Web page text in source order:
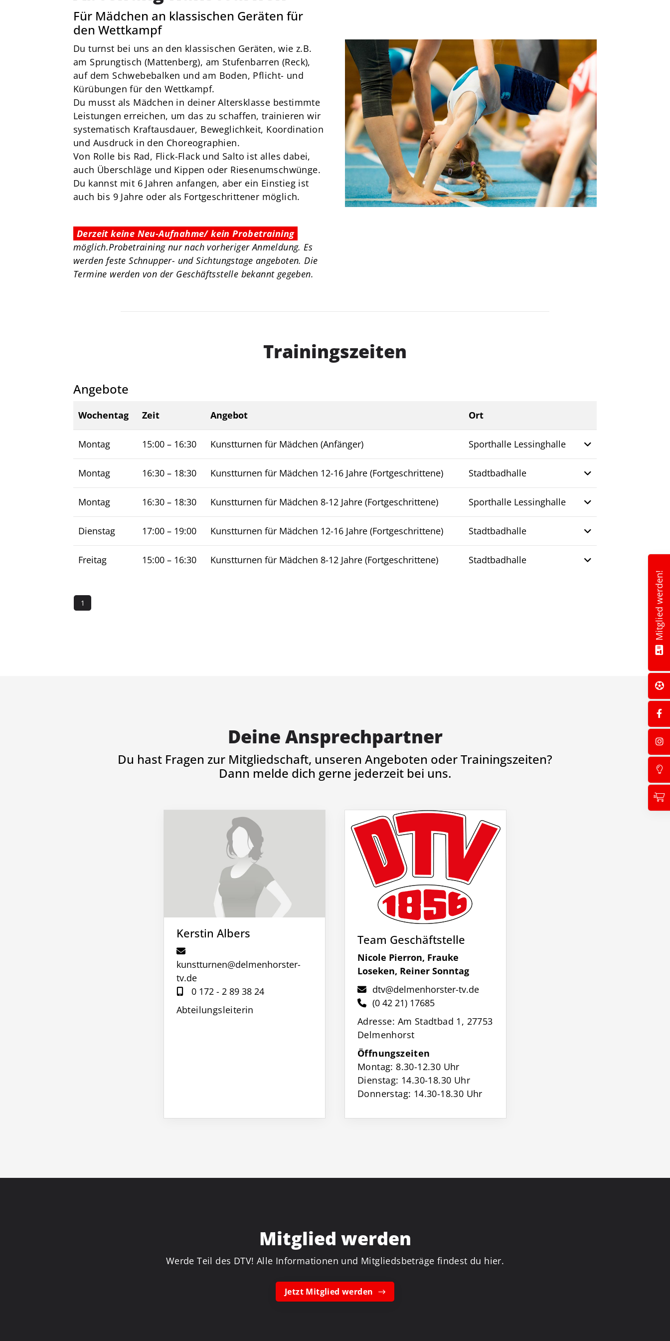
Für Mädchen an klassischen Geräten für
den Wettkampf
Du turnst bei uns an den klassischen Geräten, wie z.B.
am Sprungtisch (Mattenberg), am Stufenbarren (Reck),
auf dem Schwebebalken und am Boden, Pflicht- und
Kürübungen für den Wettkampf.
Du musst als Mädchen in deiner Altersklasse bestimmte
Leistungen erreichen, um das zu schaffen, trainieren wir
systematisch Kraftausdauer, Beweglichkeit, Koordination
und Ausdruck in den Choreographien.
Von Rolle bis Rad, Flick-Flack und Salto ist alles dabei,
auch Überschläge und Kippen oder Riesenumschwünge.
Du kannst mit 6 Jahren anfangen, aber ein Einstieg ist
auch bis 9 Jahre oder als Fortgeschrittener möglich.
Derzeit keine Neu-Aufnahme/ kein Probetraining
möglich.Probetraining nur nach vorheriger Anmeldung. Es
werden feste Schnupper- und Sichtungstage angeboten. Die
Termine werden von der Geschäftsstelle bekannt gegeben.
Trainingszeiten
Angebote
Wochentag Zeit Angebot
Ort
Weitere
Montag
15:00 – 16:30 Kunstturnen für Mädchen (Anfänger) Sporthalle Lessinghalle
Montag 16:30 – 18:30 Kunstturnen für Mädchen 12-16 Jahre (Fortgeschrittene) Stadtbadhalle
Montag 16:30 – 18:30 Kunstturnen für Mädchen 8-12 Jahre (Fortgeschrittene) Sporthalle Lessinghalle
Dienstag 17:00 – 19:00 Kunstturnen für Mädchen 12-16 Jahre (Fortgeschrittene) Stadtbadhalle
Freitag 15:00 – 16:30 Kunstturnen für Mädchen 8-12 Jahre (Fortgeschrittene) Stadtbadhalle
1
Deine Ansprechpartner
Du hast Fragen zur Mitgliedschaft, unseren Angeboten oder Trainingszeiten?
Dann melde dich gerne jederzeit bei uns.
Kerstin Albers
kunstturnen@delmenhorster-
tv.de
0 172 - 2 89 38 24
Abteilungsleiterin
Team Geschäftstelle
Nicole Pierron, Frauke
Loseken, Reiner Sonntag
dtv@delmenhorster-tv.de
(0 42 21) 17685
Adresse: Am Stadtbad 1, 27753
Delmenhorst
Öffnungszeiten
Montag: 8.30-12.30 Uhr
Dienstag: 14.30-18.30 Uhr
Donnerstag: 14.30-18.30 Uhr
Mitglied werden
Werde Teil des DTV! Alle Informationen und Mitgliedsbeträge findest du hier.
Jetzt Mitglied werden
Mitglied werden!
Am Stadtbad 1
27753 Delmenhorst
04221-17685
dtv@delmenhorster-tv.de
Über Uns